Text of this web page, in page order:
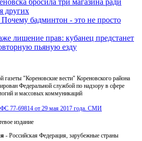
других
бадминтон - это не просто
лишение прав: кубанец предстанет
пьяную езду
газеты "Кореновские вести" Кореновского района
Федеральной службой по надзору в сфере
и массовых коммуникаций
77-69814 от 29 мая 2017 года. СМИ
издание
- Российская Федерация, зарубежные страны